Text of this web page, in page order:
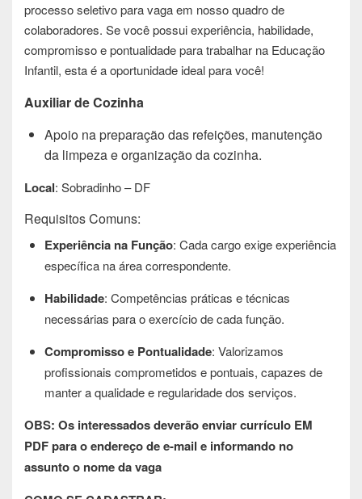
processo seletivo para vaga em nosso quadro de
colaboradores. Se você possui experiência, habilidade,
compromisso e pontualidade para trabalhar na Educação
Infantil, esta é a oportunidade ideal para você!
Auxiliar de Cozinha
Apoio na preparação das refeições, manutenção
da limpeza e organização da cozinha.
Local: Sobradinho – DF
Requisitos Comuns:
Experiência na Função: Cada cargo exige experiência
específica na área correspondente.
Habilidade: Competências práticas e técnicas
necessárias para o exercício de cada função.
Compromisso e Pontualidade: Valorizamos
profissionais comprometidos e pontuais, capazes de
manter a qualidade e regularidade dos serviços.
OBS: Os interessados deverão enviar currículo EM
PDF para o endereço de e-mail e informando no
assunto o nome da vaga